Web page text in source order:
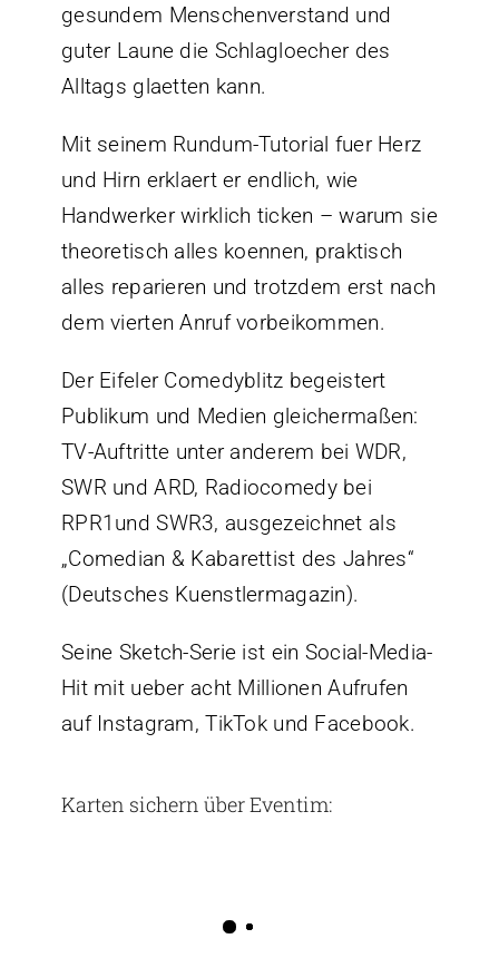
gesundem Menschenverstand und
guter Laune die Schlagloecher des
Alltags glaetten kann.
Mit seinem Rundum-Tutorial fuer Herz
und Hirn erklaert er endlich, wie
Handwerker wirklich ticken – warum sie
theoretisch alles koennen, praktisch
alles reparieren und trotzdem erst nach
dem vierten Anruf vorbeikommen.
Der Eifeler Comedyblitz begeistert
Publikum und Medien gleichermaßen:
TV-Auftritte unter anderem bei WDR,
SWR und ARD, Radiocomedy bei
RPR1und SWR3, ausgezeichnet als
„Comedian & Kabarettist des Jahres“
(Deutsches Kuenstlermagazin).
Seine Sketch-Serie ist ein Social-Media-
Hit mit ueber acht Millionen Aufrufen
auf Instagram, TikTok und Facebook.
Karten sichern über Eventim: